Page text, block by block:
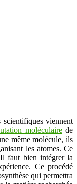
scientifiques viennent
moléculairede
même molécule, ils
les atomes. Ce
faut bien intégrer la
Ce procédé
qui permettra